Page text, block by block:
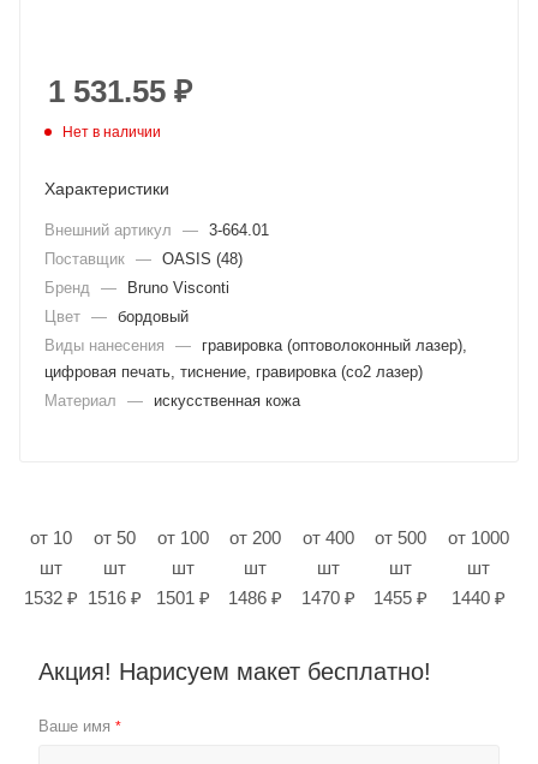
1 531.55 ₽
Нет в наличии
Характеристики
Внешний артикул — 3-664.01
Поставщик — OASIS (48)
Бренд
—
Bruno Visconti
Цвет — бордовый
Виды нанесения
—
гравировка (оптоволоконный лазер),
цифровая печать, тиснение, гравировка (co2 лазер)
Материал
— искусственная кожа
от 10
шт
1532 ₽
от 50
шт
1516 ₽
от 100
шт
1501 ₽
от 200
шт
1486 ₽
от 400
шт
1470 ₽
от 500
шт
1455 ₽
от 1000
шт
1440 ₽
Акция! Нарисуем макет бесплатно!
Ваше имя *